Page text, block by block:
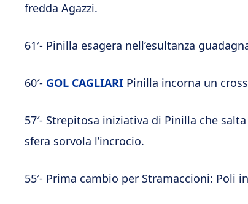
fredda Agazzi.
61′- Pinilla esagera nell’esultanza
60′- GOL CAGLIARI Pinilla incorna un
57′- Strepitosa iniziativa di Pinilla che
sfera sorvola l’incrocio.
55′- Prima cambio per Stramaccioni: Poli